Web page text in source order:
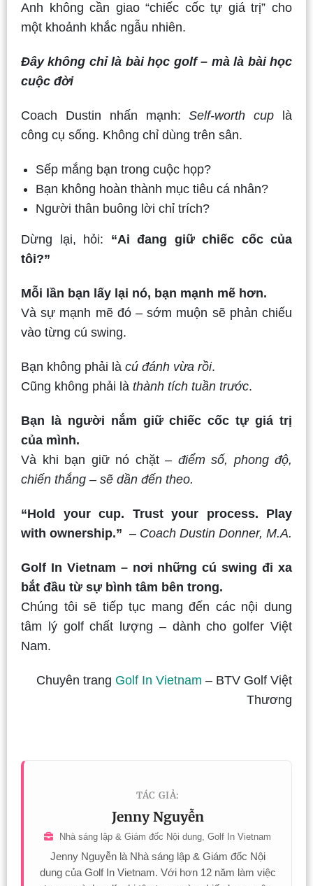
Anh không cần giao “chiếc cốc tự giá trị” cho
một khoảnh khắc ngẫu nhiên.
Đây không chỉ là bài học golf – mà là bài học
cuộc đời
Coach Dustin nhấn mạnh:Self-worth cup là
công cụ sống. Không chỉ dùng trên sân.
Sếp mắng bạn trong cuộc họp?
Bạn không hoàn thành mục tiêu cá nhân?
Người thân buông lời chỉ trích?
Dừng lại, hỏi: “Ai đang giữ chiếc cốc của
tôi?”
Mỗi lần bạn lấy lại nó, bạn mạnh mẽ hơn.
Và sự mạnh mẽ đó – sớm muộn sẽ phản chiếu
vào từng cú swing.
Bạn không phải là cú đánh vừa rồi.
Cũng không phải là thành tích tuần trước.
Bạn là người nắm giữ chiếc cốc tự giá trị
của mình.
Và khi bạn giữ nó chặt – điểm số, phong độ,
chiến thắng – sẽ dần đến theo.
“Hold your cup. Trust your process. Play
with ownership.” – Coach Dustin Donner, M.A.
Golf In Vietnam – nơi những cú swing đi xa
bắt đầu từ sự bình tâm bên trong.
Chúng tôi sẽ tiếp tục mang đến các nội dung
tâm lý golf chất lượng – dành cho golfer Việt
Nam.
Chuyên trang Golf In Vietnam – BTV Golf Việt
Thương
TÁC GIẢ:
Jenny Nguyễn
Nhà sáng lập & Giám đốc Nội dung, Golf In Vietnam
Jenny Nguyễn là Nhà sáng lập & Giám đốc Nội
dung của Golf In Vietnam. Với hơn 12 năm làm việc